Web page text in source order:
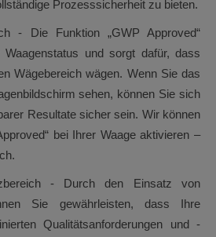
Prozesssicherheit zu bieten.
- Die Funktion „GWP Approved“
und sorgt dafür, dass
Wägebereich wägen. Wenn Sie das
sehen, können Sie sich
Resultate sicher sein. Wir können
bei Ihrer Waage aktivieren –
- Durch den Einsatz von
Sie gewährleisten, dass Ihre
Qualitätsanforderungen und -